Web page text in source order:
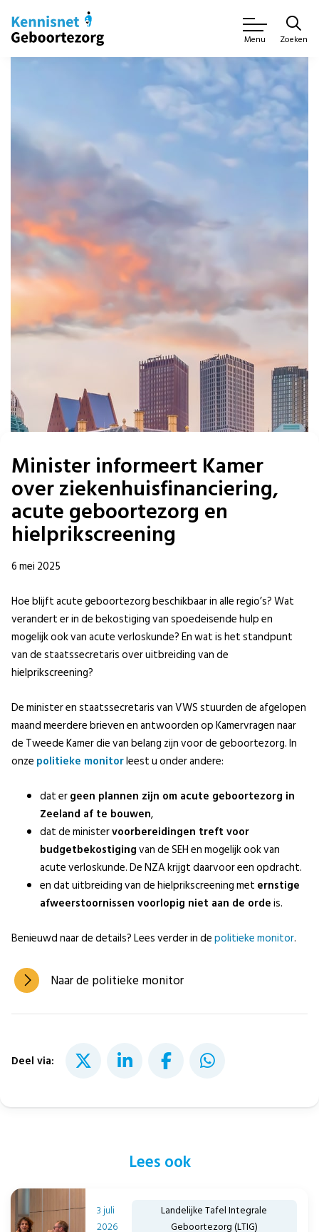
Menu Zoeken
Minister informeert Kamer
over ziekenhuisfinanciering,
acute geboortezorg en
hielprikscreening
6 mei 2025
Hoe blijft acute geboortezorg beschikbaar in alle regio’s? Wat
verandert er in de bekostiging van spoedeisende hulp en
mogelijk ook van acute verloskunde? En wat is het standpunt
van de staatssecretaris over uitbreiding van de
hielprikscreening?
De minister en staatssecretaris van VWS stuurden de afgelopen
maand meerdere brieven en antwoorden op Kamervragen naar
de Tweede Kamer die van belang zijn voor de geboortezorg. In
onze politieke monitorleest u onder andere:
dat ergeen plannen zijn om acute geboortezorg in
Zeeland af te bouwen,
dat de ministervoorbereidingen treft voor
budgetbekostigingvan de SEH en mogelijk ook van
acute verloskunde. De NZA krijgt daarvoor een opdracht.
en dat uitbreiding van de hielprikscreening met ernstige
afweerstoornissen voorlopig niet aan de ordeis.
Benieuwd naar de details? Lees verder in depolitieke monitor.
Naar de politieke monitor
Deel via:
Lees ook
3 juli
2026
Landelijke Tafel Integrale
Geboortezorg (LTIG)